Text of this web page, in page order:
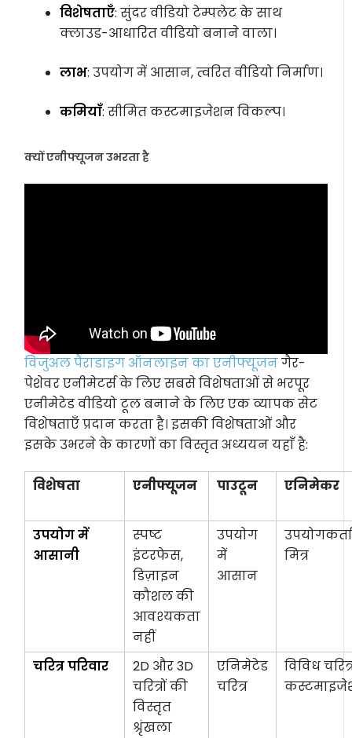
विशेषताएँ: सुंदर वीडियो टेम्पलेट के साथ
क्लाउड-आधारित वीडियो बनाने वाला।
लाभ: उपयोग में आसान, त्वरित वीडियो निर्माण।
कमियाँ: सीमित कस्टमाइजेशन विकल्प।
क्यों एनीफ्यूजन उभरता है
विजुअल पैराडाइग ऑनलाइन का एनीफ्यूजनगैर-
पेशेवर एनीमेटर्स के लिए सबसे विशेषताओं से भरपूर
एनीमेटेड वीडियो टूल बनाने के लिए एक व्यापक सेट
विशेषताएँ प्रदान करता है। इसकी विशेषताओं और
इसके उभरने के कारणों का विस्तृत अध्ययन यहाँ है:
विशेषता एनीफ्यूजन पाउटून एनिमेकर
उपयोग में
आसानी
स्पष्ट
इंटरफेस,
डिज़ाइन
कौशल की
आवश्यकता
नहीं
उपयोग
में
आसान
मित्र
चरित्र परिवार
2D और 3D
चरित्रों की
विस्तृत
श्रृंखला
एनिमेटेड
चरित्र
विविध